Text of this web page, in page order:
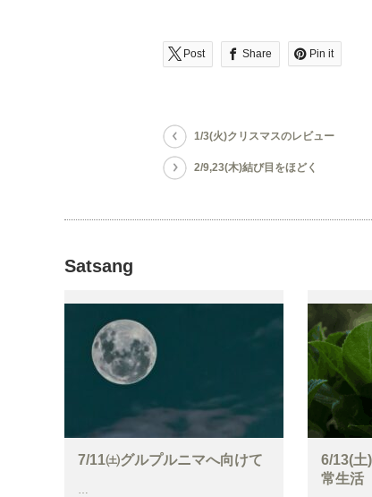
Post Share Pin it
1/3(火)クリスマスのレビュー
2/9,23(木)結び目をほどく
Satsang
7/11㈯グルプルニマへ向けて
…
6/13(土
常生活